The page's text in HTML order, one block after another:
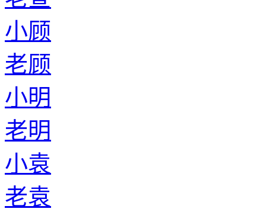
小顾
老顾
小明
老明
小袁
老袁